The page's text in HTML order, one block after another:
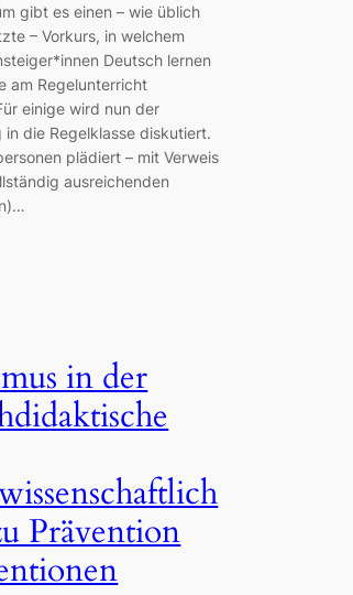
gibt es einen – wie üblich
– Vorkurs, in welchem
Deutsch lernen
am Regelunterricht
einige wird nun der
die Regelklasse diskutiert.
plädiert – mit Verweis
ausreichenden
in der
Prävention